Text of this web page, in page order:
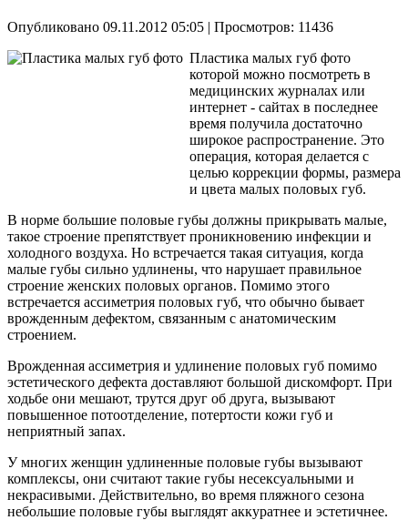
Опубликовано 09.11.2012 05:05 | Просмотров: 11436
Пластика малых губ фото
которой можно посмотреть в
медицинских журналах или
интернет - сайтах в последнее
время получила достаточно
широкое распространение. Это
операция, которая делается с
целью коррекции формы, размера
и цвета малых половых губ.
В норме большие половые губы должны прикрывать малые,
такое строение препятствует проникновению инфекции и
холодного воздуха. Но встречается такая ситуация, когда
малые губы сильно удлинены, что нарушает правильное
строение женских половых органов. Помимо этого
встречается ассиметрия половых губ, что обычно бывает
врожденным дефектом, связанным с анатомическим
строением.
Врожденная ассиметрия и удлинение половых губ помимо
эстетического дефекта доставляют большой дискомфорт. При
ходьбе они мешают, трутся друг об друга, вызывают
повышенное потоотделение, потертости кожи губ и
неприятный запах.
У многих женщин удлиненные половые губы вызывают
комплексы, они считают такие губы несексуальными и
некрасивыми. Действительно, во время пляжного сезона
небольшие половые губы выглядят аккуратнее и эстетичнее.